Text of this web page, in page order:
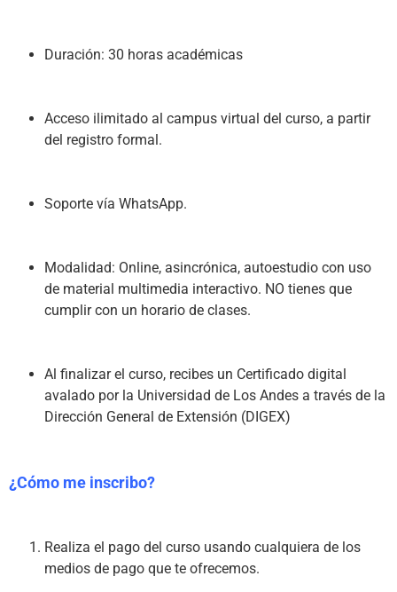
Duración: 30 horas académicas
Acceso ilimitado al campus virtual del curso, a partir
del registro formal.
Soporte vía WhatsApp.
Modalidad: Online, asincrónica, autoestudio con uso
de material multimedia interactivo. NO tienes que
cumplir con un horario de clases.
Al finalizar el curso, recibes un Certificado digital
avalado por la Universidad de Los Andes a través de la
Dirección General de Extensión (DIGEX)
¿Cómo me inscribo?
medios de pago que te ofrecemos.